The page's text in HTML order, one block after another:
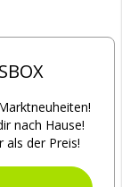
nach Hause!
der Preis!